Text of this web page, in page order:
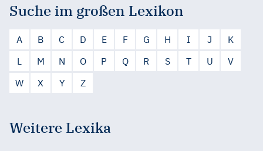
Suche im großen Lexikon
A B C D E F G H I J
K
L
M N O P Q R S T U
V
W
X Y Z
Weitere Lexika